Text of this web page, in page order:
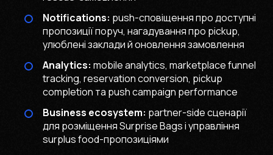
Notifications: push-сповіщення про доступні
пропозиції поруч, нагадування про pickup,
улюблені заклади й оновлення замовлення
Analytics: mobile analytics, marketplace funnel
tracking, reservation conversion, pickup
completion та push campaign performance
Business ecosystem: partner-side сценарії
для розміщення Surprise Bags і управління
surplus food-пропозиціями